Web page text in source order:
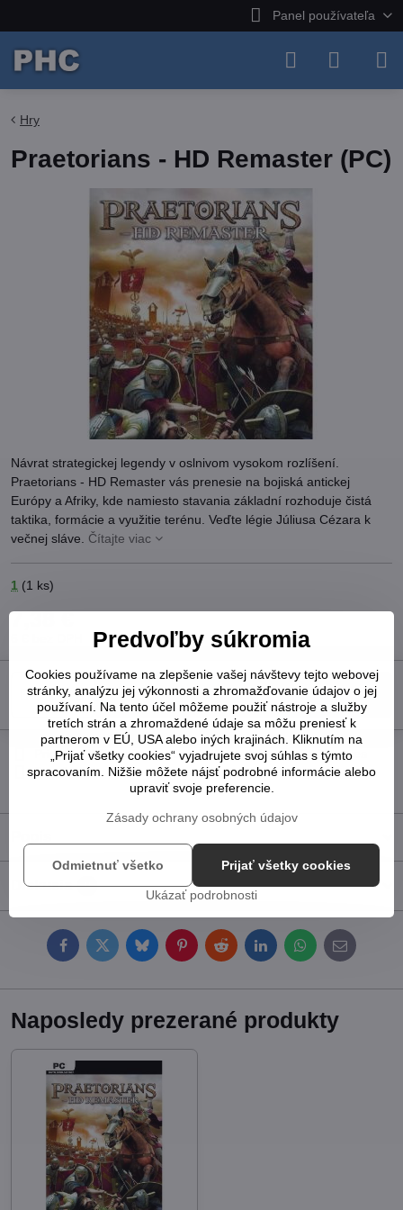
Panel používateľa
Hry
Praetorians - HD Remaster (PC)
Návrat strategickej legendy v oslnivom vysokom rozlíšení.
Praetorians - HD Remaster vás prenesie na bojiská antickej
Európy a Afriky, kde namiesto stavania základní rozhoduje čistá
taktika, formácie a využitie terénu. Veďte légie Júliusa Cézara k
večnej sláve. Čítajte viac
1 (1 ks)
7,38 €
Do košíka
Pridať k Obľúbeným Otázka k produktu
Strážny pes
Doručenia
Diskusia 0
FacebookTwitterBlueskyPinterestRedditLinkedInWhatsApp
E-
mail
Naposledy prezerané produkty
Predvoľby súkromia
Cookies používame na zlepšenie vašej návštevy tejto webovej
stránky, analýzu jej výkonnosti a zhromažďovanie údajov o jej
používaní. Na tento účel môžeme použiť nástroje a služby
tretích strán a zhromaždené údaje sa môžu preniesť k
partnerom v EÚ, USA alebo iných krajinách. Kliknutím na
„Prijať všetky cookies“ vyjadrujete svoj súhlas s týmto
spracovaním. Nižšie môžete nájsť podrobné informácie alebo
upraviť svoje preferencie.
Zásady ochrany osobných údajov
Ukázať podrobnosti
Prijať všetky cookies
Odmietnuť všetko